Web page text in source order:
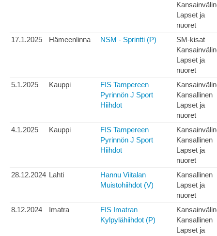
Lapset ja
nuoret
17.1.2025
Hämeenlinna NSM - Sprintti (P)
SM-kisat
Lapset ja
nuoret
5.1.2025
Kauppi
FIS Tampereen
Pyrinnön J Sport
Hiihdot
Kansallinen
Lapset ja
nuoret
4.1.2025
Kauppi
FIS Tampereen
Pyrinnön J Sport
Hiihdot
Kansallinen
Lapset ja
nuoret
28.12.2024 Lahti
Hannu Viitalan
Muistohiihdot (V)
Kansallinen
Lapset ja
nuoret
8.12.2024
Imatra
FIS Imatran
Kylpylähiihdot (P)
Kansallinen
Lapset ja